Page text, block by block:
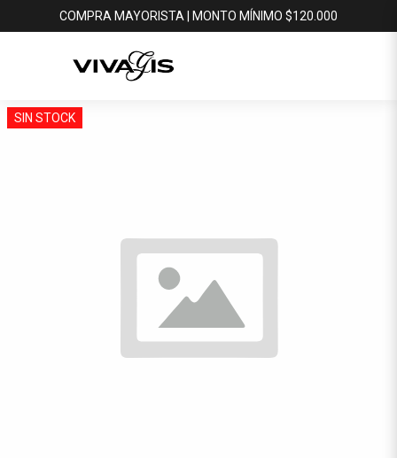
COMPRA MAYORISTA | MONTO MÍNIMO $120.000
SIN STOCK